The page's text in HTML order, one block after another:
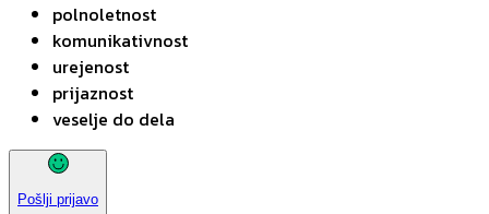
polnoletnost
komunikativnost
urejenost
prijaznost
veselje do dela
Pošlji prijavo